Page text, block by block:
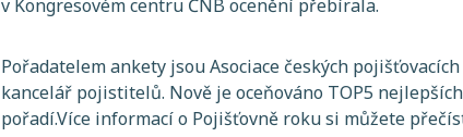
v Kongresovém centru ČNB ocenění přebírala.
Pořadatelem ankety jsou Asociace českých
kancelář pojistitelů. Nově je oceňováno TOP5
pořadí.Více informací o Pojišťovně roku si můžete